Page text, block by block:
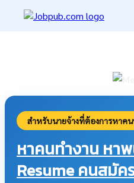
สำหรับนายจ้างที่ต้องการหาค
หาคนทำงาน หา
Resume คนสมัค